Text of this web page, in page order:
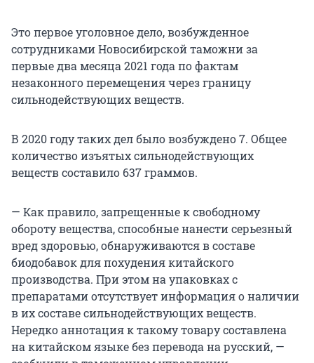
Это первое уголовное дело, возбужденное
сотрудниками Новосибирской таможни за
первые два месяца 2021 года по фактам
незаконного перемещения через границу
сильнодействующих веществ.
В 2020 году таких дел было возбуждено 7. Общее
количество изъятых сильнодействующих
веществ составило 637 граммов.
— Как правило, запрещенные к свободному
обороту вещества, способные нанести серьезный
вред здоровью, обнаруживаются в составе
биодобавок для похудения китайского
производства. При этом на упаковках с
препаратами отсутствует информация о наличии
в их составе сильнодействующих веществ.
Нередко аннотация к такому товару составлена
на китайском языке без перевода на русский, —